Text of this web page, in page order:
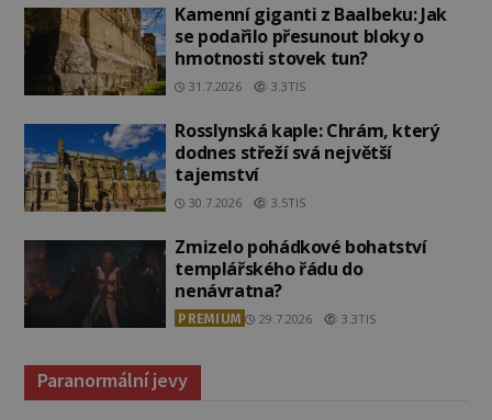
Kamenní giganti z Baalbeku: Jak
se podařilo přesunout bloky o
hmotnosti stovek tun?
31.7.2026 3.3TIS
Rosslynská kaple: Chrám, který
dodnes střeží svá největší
tajemství
30.7.2026 3.5TIS
Zmizelo pohádkové bohatství
templářského řádu do
nenávratna?
PREMIUM 29.7.2026 3.3TIS
Paranormální jevy